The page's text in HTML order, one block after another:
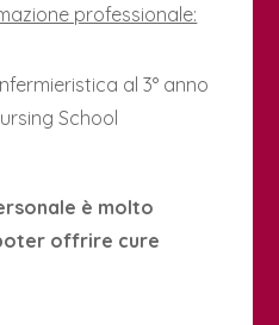
professionale:
al 3° anno
School
è molto
offrire cure